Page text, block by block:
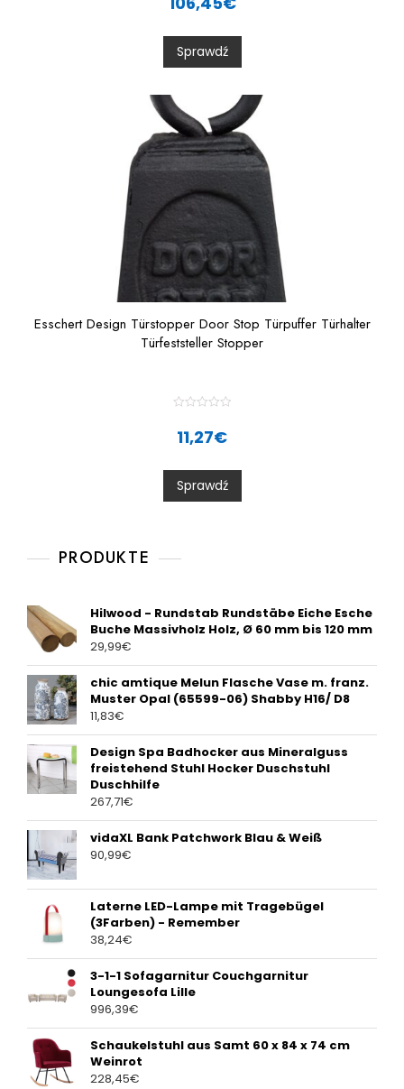
0
o
t
5
Sprawdź
Esschert Design Türstopper Door Stop Türpuffer Türhalter
Türfeststeller Stopper
0
o
u
t
11,27€
Sprawdź
PRODUKTE
Hilwood - Rundstab Rundstäbe Eiche Esche
Buche Massivholz Holz, Ø 60 mm bis 120 mm
29,99€
chic amtique Melun Flasche Vase m. franz.
Muster Opal (65599-06) Shabby H16/ D8
11,83€
Design Spa Badhocker aus Mineralguss
freistehend Stuhl Hocker Duschstuhl
Duschhilfe
267,71€
vidaXL Bank Patchwork Blau & Weiß
90,99€
Laterne LED-Lampe mit Tragebügel
(3Farben) - Remember
38,24€
3-1-1 Sofagarnitur Couchgarnitur
Loungesofa Lille
996,39€
Schaukelstuhl aus Samt 60 x 84 x 74 cm
Weinrot
228,45€